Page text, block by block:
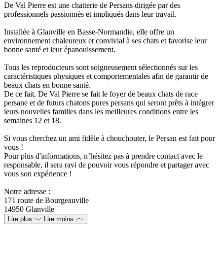
De Val Pierre est une chatterie de Persans dirigée par des
professionnels passionnés et impliqués dans leur travail.
Installée à Glanville en Basse-Normandie, elle offre un
environnement chaleureux et convivial à ses chats et favorise leur
bonne santé et leur épanouissement.
Tous les reproducteurs sont soigneusement sélectionnés sur les
caractéristiques physiques et comportementales afin de garantir de
beaux chats en bonne santé.
De ce fait, De Val Pierre se fait le foyer de beaux chats de race
persane et de futurs chatons pures persans qui seront prêts à intégrer
leurs nouvelles familles dans les meilleures conditions entre les
semaines 12 et 18.
Si vous cherchez un ami fidèle à chouchouter, le Persan est fait pour
vous !
Pour plus d'informations, n’hésitez pas à prendre contact avec le
responsable, il sera ravi de pouvoir vous répondre et partager avec
vous son expérience !
Notre adresse :
171 route de Bourgeauville
14950 Glanville
Lire plus Lire moins